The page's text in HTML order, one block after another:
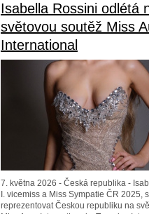
Isabella Rossini odlétá
světovou soutěž Miss
International
7. května 2026 - Česká republika -
I. vicemiss a Miss Sympatie ČR 2025,
reprezentovat Českou republiku na